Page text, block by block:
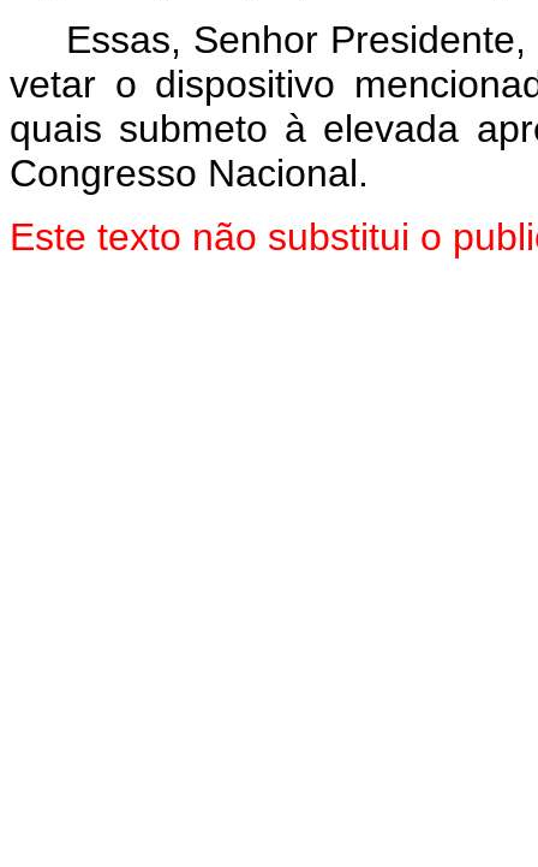
Essas, Senhor
vetar o dispositivo
quais submeto à elevada
Congresso Nacional.
Este texto não substitui o